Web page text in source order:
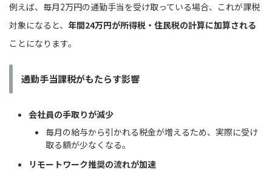
例えば、毎月2万円の通勤手当を受け取っている場合、これが課税
対象になると、 年間24万円が所得税・住民税の計算に加算される
ことになります。
通勤手当課税がもたらす影響
会社員の手取りが減少
毎月の給与から引かれる税金が増えるため、実際に受け
取る額が少なくなる。
リモートワーク推奨の流れが加速